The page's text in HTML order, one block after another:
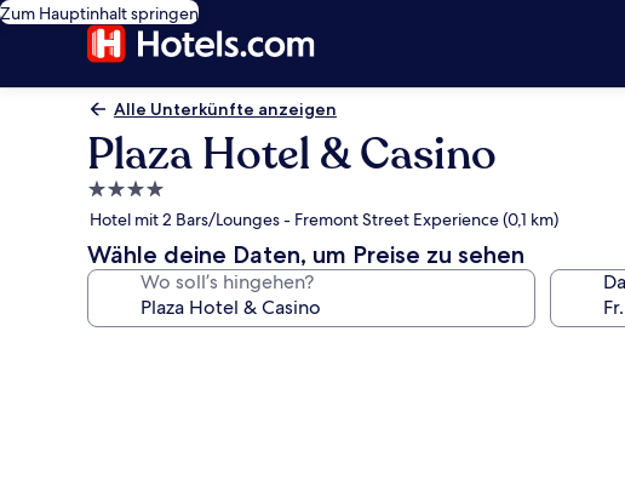
Zum Hauptinhalt springen
Alle Unterkünfte anzeigen
Plaza Hotel & Casino
4.0-
Sterne-
Unterkunft
Hotel mit 2 Bars/Lounges - Fremont Street Experience (0,1 km)
Wähle deine Daten, um Preise zu sehen
Wo soll’s hingehen?